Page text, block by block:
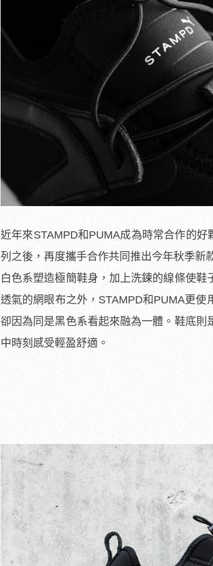
近年來STAMPD和PUMA成為時常合作的好
列之後，再度攜手合作共同推出今年秋季新
白色系塑造極簡鞋身，加上洗鍊的線條使
透氣的網眼布之外，STAMPD和PUMA更
卻因為同是黑色系看起來融為一體。鞋底
中時刻感受輕盈舒適。